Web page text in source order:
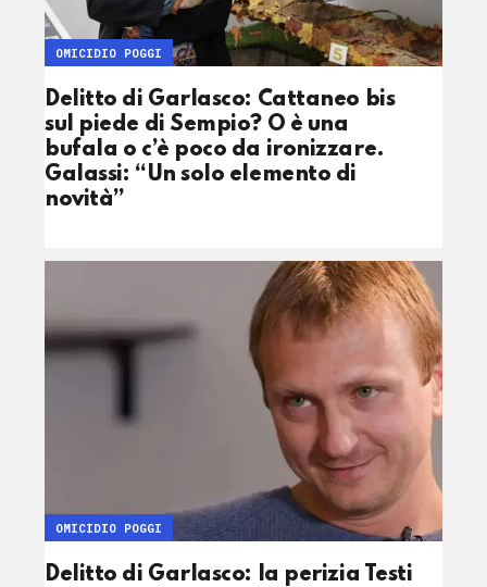
Delitto di Garlasco: Cattaneo bis
sul piede di Sempio? O è una
bufala o c’è poco da ironizzare.
Galassi: “Un solo elemento di
novità”
OMICIDIO POGGI
Delitto di Garlasco: la perizia Testi
OMICIDIO POGGI